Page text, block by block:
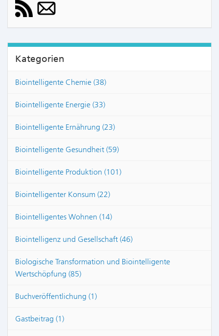
Kategorien
Biointelligente Chemie (38)
Biointelligente Energie (33)
Biointelligente Ernährung (23)
Biointelligente Gesundheit (59)
Biointelligente Produktion (101)
Biointelligenter Konsum (22)
Biointelligentes Wohnen (14)
Biointelligenz und Gesellschaft (46)
Biologische Transformation und Biointelligente
Wertschöpfung (85)
Buchveröffentlichung (1)
Gastbeitrag (1)